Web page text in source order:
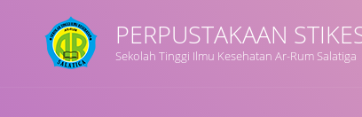
PERPUSTAKAAN
Sekolah Tinggi Ilmu Kesehatan Ar-Rum Salatiga